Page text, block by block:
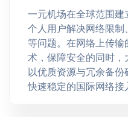
一元机场在全球范围建
个人用户解决网络限制
等问题。在网络上传
术，保障安全的同时，
以优质资源与冗余备
快速稳定的国际网络接